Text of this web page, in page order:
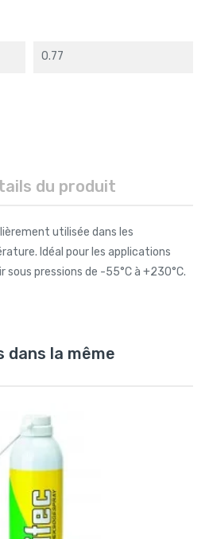
0.77
du produit
utilisée dans les
Idéal pour les applications
sous pressions de -55°C à +230°C.
la même